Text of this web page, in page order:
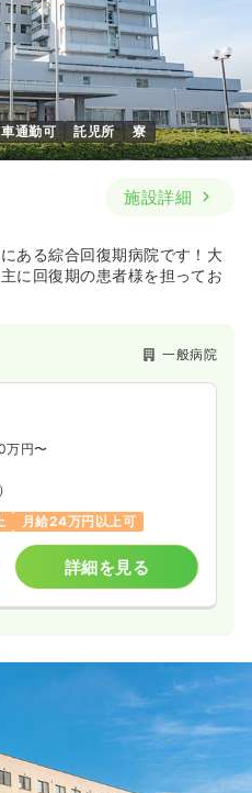
車通勤可 託児所 寮
施設詳細
ある綜合回復期病院です！大
に回復期の患者様を担ってお
一般病院
万円〜
月給24万円以上可
詳細を見る